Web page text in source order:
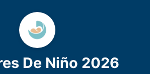
De Niño 2026